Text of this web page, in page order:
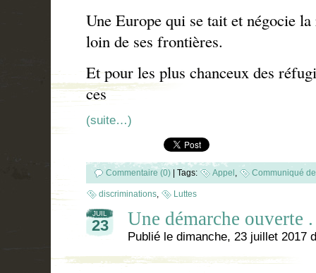
Une Europe qui se tait et négocie
loin de ses frontières.
Et pour les plus chanceux des
ces
(suite…)
Commentaire (0) | Tags: Appel Communiqué
discriminations Luttes
JUIL
23 Une démarche ouverte
Publié le dimanche, 23 juillet 2017